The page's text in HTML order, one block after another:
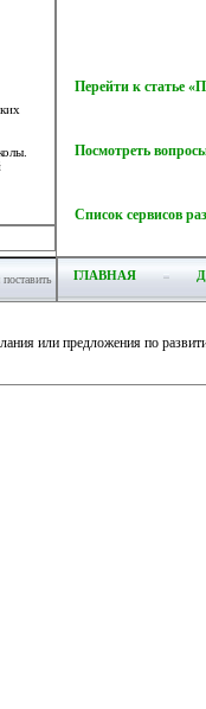
Перейти к статье
Посмотреть
Список сервисов
ГЛАВНАЯ
или предложения по